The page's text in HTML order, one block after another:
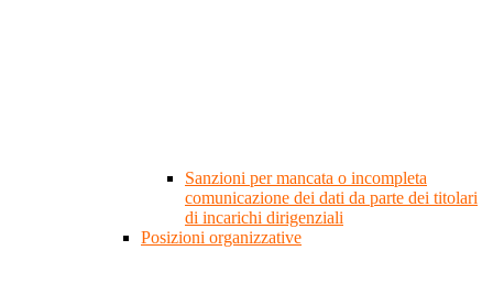
Sanzioni per mancata o incompleta
comunicazione dei dati da parte dei titolari
di incarichi dirigenziali
Posizioni organizzative